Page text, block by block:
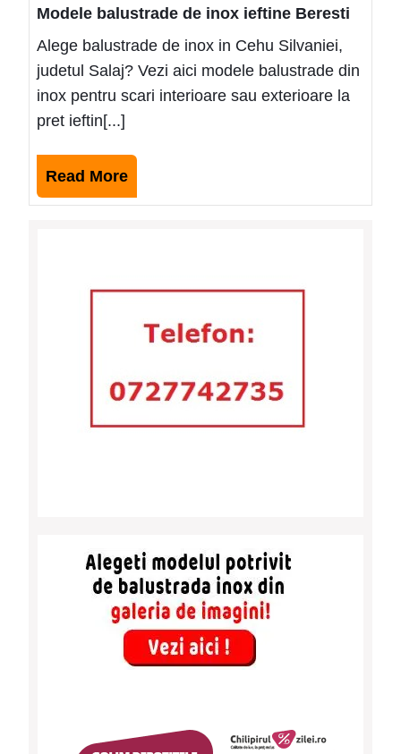
Modele balustrade de inox ieftine Beresti
Alege balustrade de inox in Cehu Silvaniei,
judetul Salaj? Vezi aici modele balustrade din
inox pentru scari interioare sau exterioare la
pret ieftin[...]
Read MoreRead
More